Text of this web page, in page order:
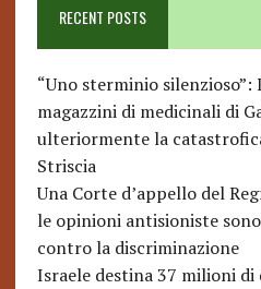
RECENT POSTS
“Uno sterminio silenzioso”:
magazzini di medicinali di
ulteriormente la
Striscia
Una Corte d’appello del
le opinioni antisioniste
contro la discriminazione
Israele destina 37 milioni